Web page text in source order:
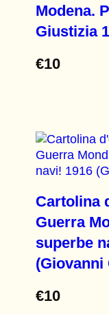
Modena.
Giustizia
€10
Cartolina
Guerra
superbe
(Giovanni
€10